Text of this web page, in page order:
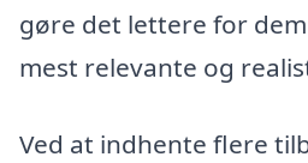
gøre det lettere for
mest relevante og
Ved at indhente flere